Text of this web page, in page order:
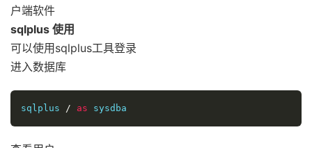
户端软件
sqlplus 使用
可以使用sqlplus工具登录
进入数据库
sqlplus / as